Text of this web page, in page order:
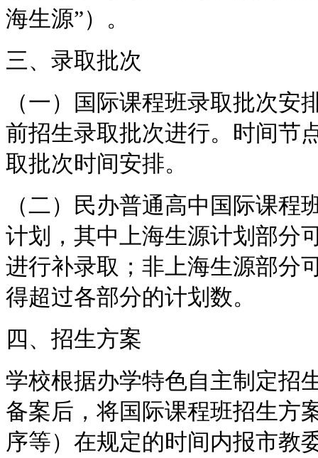
海生源”）。
三、录取批次
（一）国际课程班录取批次
前招生录取批次进行。时间节
取批次时间安排。
（二）民办普通高中国际课
计划，其中上海生源计划部分
进行补录取；非上海生源部分
得超过各部分的计划数。
四、招生方案
学校根据办学特色自主制定招
备案后，将国际课程班招生方
序等）在规定的时间内报市教